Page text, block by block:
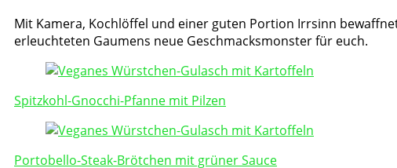
Mit Kamera, Kochlöffel und einer guten Portion Irrsinn
erleuchteten Gaumens neue Geschmacksmonster für euch.
Post
Navigation
Spitzkohl-Gnocchi-Pfanne mit Pilzen
Portobello-Steak-Brötchen mit grüner Sauce